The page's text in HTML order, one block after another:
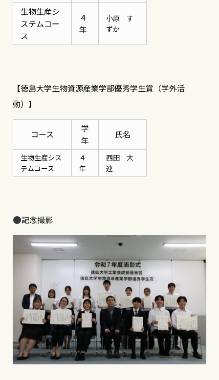
生物生産シ
ステムコー
ス
４
年
小原 す
ずか
【徳島大学生物資源産業学部優秀学生賞（学外活
動）】
コース
学
年
氏名
生物生産シス
テムコース
４
年
西田 大
連
記念撮影